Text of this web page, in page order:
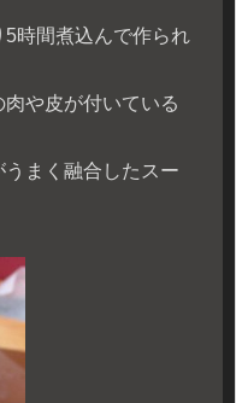
時間煮込んで作られ
や皮が付いている
まく融合したスー